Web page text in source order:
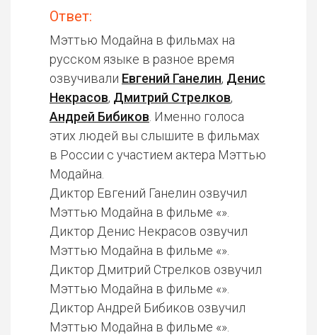
Ответ:
Мэттью Модайна в фильмах на
русском языке в разное время
озвучивали Евгений Ганелин, Денис
Некрасов, Дмитрий Стрелков,
Андрей Бибиков . Именно голоса
этих людей вы слышите в фильмах
в России с участием актера Мэттью
Модайна.
Диктор Евгений Ганелин озвучил
Мэттью Модайна в фильме «».
Диктор Денис Некрасов озвучил
Мэттью Модайна в фильме «».
Диктор Дмитрий Стрелков озвучил
Мэттью Модайна в фильме «».
Диктор Андрей Бибиков озвучил
Мэттью Модайна в фильме «».